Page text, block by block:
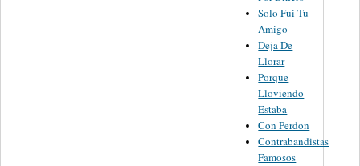
Solo Fui Tu
Amigo
Deja De
Llorar
Porque
Lloviendo
Estaba
Con Perdon
Contrabandistas
Famosos